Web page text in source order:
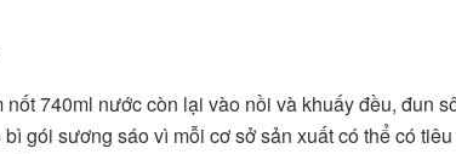
nốt 740ml nước còn lại vào nồi và khuấy đều, đun
bì gói sương sáo vì mỗi cơ sở sản xuất có thể có